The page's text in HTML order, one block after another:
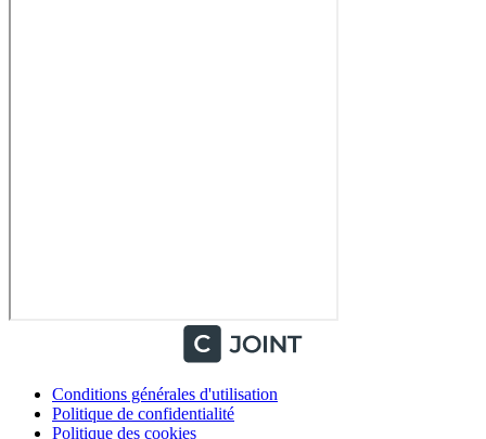
Conditions générales d'utilisation
Politique de confidentialité
Politique des cookies